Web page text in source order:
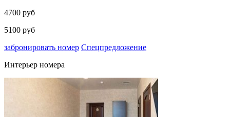
4700 руб
5100 руб
забронировать номер Спецпредложение
Интерьер номера